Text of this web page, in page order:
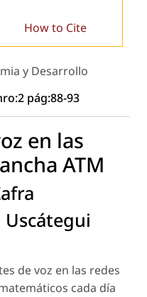
How to Cite
y Desarrollo
pág:88-93
en las
ATM
de voz en las redes
cada día